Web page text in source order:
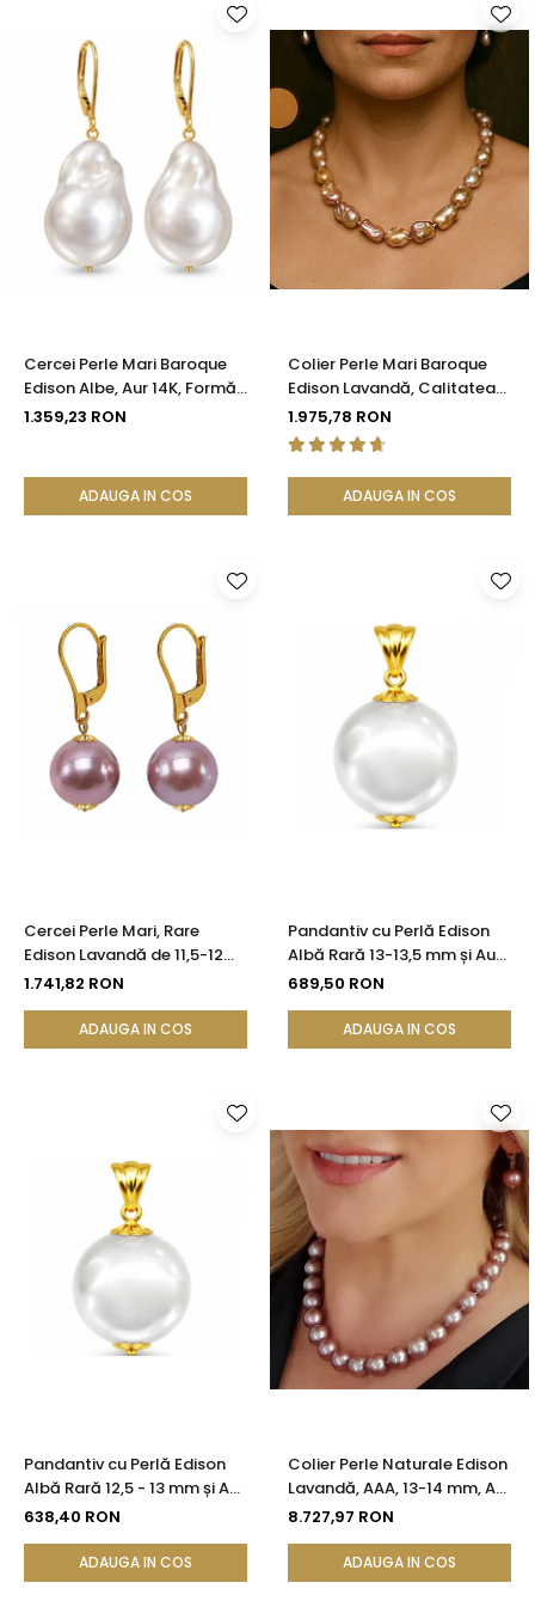
Cercei Perle Mari Baroque
Edison Albe, Aur 14K, Formă
Organică | KASKADDA®
1.359,23 RON
ADAUGA IN COS
Colier Perle Mari Baroque
Edison Lavandă, Calitatea
AAA, Aur 14K | KASKADDA®
1.975,78 RON
ADAUGA IN COS
Cercei Perle Mari, Rare
Edison Lavandă de 11,5-12
mm și Aur Galben 14K |
1.741,82 RON
ADAUGA IN COS
Pandantiv cu Perlă Edison
Albă Rară 13-13,5 mm și Aur
Galben 14K (aur 585) |
689,50 RON
ADAUGA IN COS
Pandantiv cu Perlă Edison
Albă Rară 12,5 - 13 mm și Aur
Galben 14K (aur 585) |
638,40 RON
ADAUGA IN COS
Colier Perle Naturale Edison
Lavandă, AAA, 13-14 mm, Aur
Alb 14K | KASKADDA®
8.727,97 RON
ADAUGA IN COS